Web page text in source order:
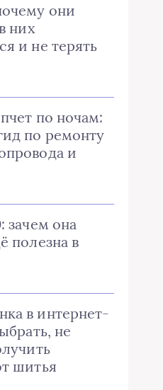
они
них
и не терять
по ночам:
по ремонту
и
зачем она
полезна в
в интернет-
не
шитья